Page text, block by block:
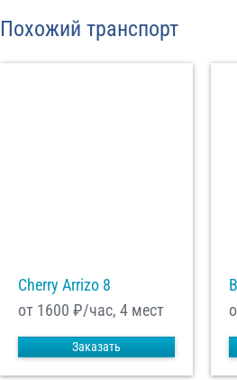
Похожий транспорт
Cherry Arrizo 8
от 1600 ₽/час, 4 мест
Заказать